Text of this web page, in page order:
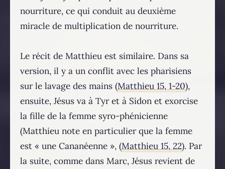
nourriture, ce qui conduit au deuxième
miracle de multiplication de nourriture.
Le récit de Matthieu est similaire. Dans sa
version, il y a un conflit avec les pharisiens
sur le lavage des mains (Matthieu 15, 1-20),
ensuite, Jésus va à Tyr et à Sidon et exorcise
la fille de la femme syro-phénicienne
(Matthieu note en particulier que la femme
est « une Cananéenne », (Matthieu 15, 22). Par
la suite, comme dans Marc, Jésus revient de